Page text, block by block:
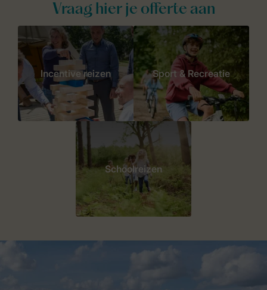
Vraag hier je offerte aan
Incentive reizen Sport & Recreatie
Schoolreizen